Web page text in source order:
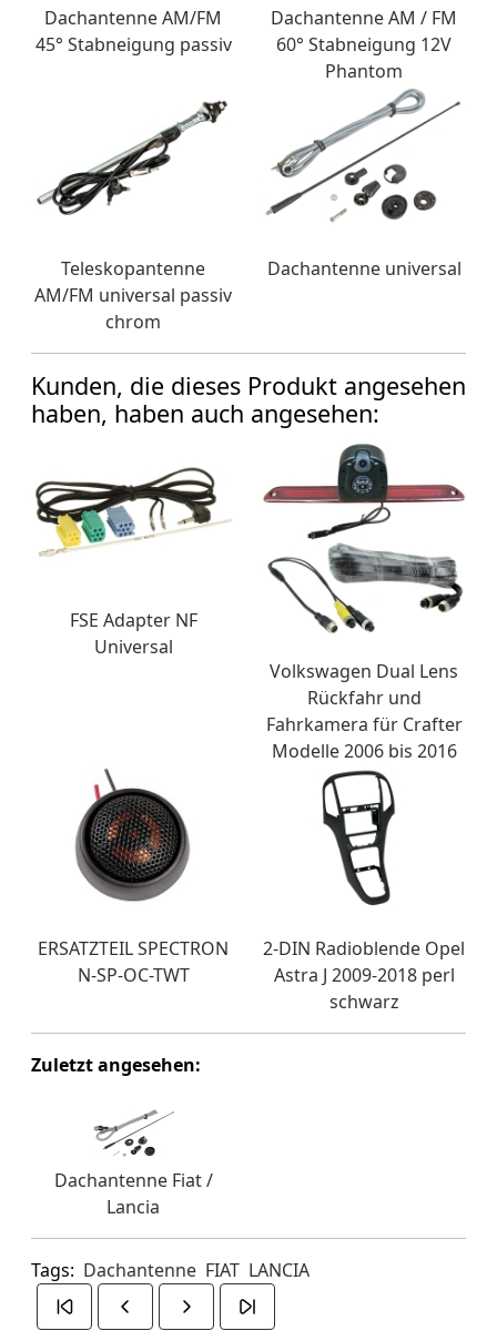
Dachantenne AM/FM
45° Stabneigung passiv
Dachantenne AM / FM
60° Stabneigung 12V
Phantom
Teleskopantenne
AM/FM universal passiv
chrom
Dachantenne universal
Kunden, die dieses Produkt angesehen
haben, haben auch angesehen:
FSE Adapter NF
Universal
Volkswagen Dual Lens
Rückfahr und
Fahrkamera für Crafter
Modelle 2006 bis 2016
ERSATZTEIL SPECTRON
N-SP-OC-TWT
2-DIN Radioblende Opel
Astra J 2009-2018 perl
schwarz
Zuletzt angesehen:
Dachantenne Fiat /
Lancia
Tags: Dachantenne FIAT LANCIA